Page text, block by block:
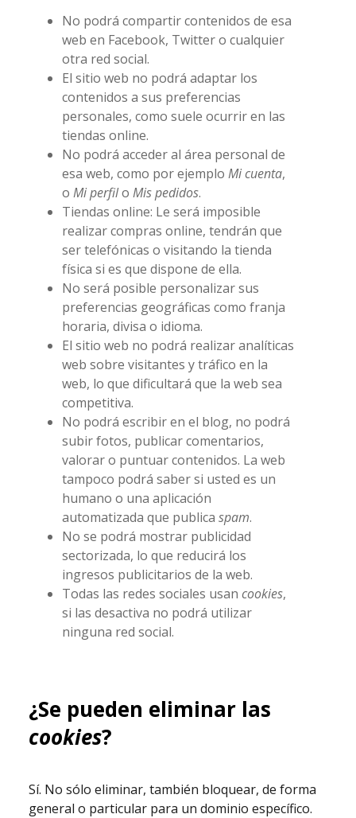
No podrá compartir contenidos de esa
web en Facebook, Twitter o cualquier
otra red social.
El sitio web no podrá adaptar los
contenidos a sus preferencias
personales, como suele ocurrir en las
tiendas online.
No podrá acceder al área personal de
esa web, como por ejemplo Mi cuenta,
o Mi perfilo Mis pedidos.
Tiendas online: Le será imposible
realizar compras online, tendrán que
ser telefónicas o visitando la tienda
física si es que dispone de ella.
No será posible personalizar sus
preferencias geográficas como franja
horaria, divisa o idioma.
El sitio web no podrá realizar analíticas
web sobre visitantes y tráfico en la
web, lo que dificultará que la web sea
competitiva.
No podrá escribir en el blog, no podrá
subir fotos, publicar comentarios,
valorar o puntuar contenidos. La web
tampoco podrá saber si usted es un
humano o una aplicación
automatizada que publica spam.
No se podrá mostrar publicidad
sectorizada, lo que reducirá los
ingresos publicitarios de la web.
Todas las redes sociales usan cookies,
si las desactiva no podrá utilizar
ninguna red social.
¿Se pueden eliminar las
cookies?
Sí. No sólo eliminar, también bloquear, de forma
general o particular para un dominio específico.